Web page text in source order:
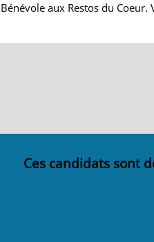
Bénévole aux Restos du Coeur.
Ces candidats sont